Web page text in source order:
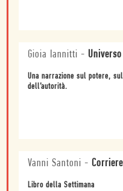
Gioia Iannitti -
Una narrazione sul potere,
dell’autorità.
Vanni Santoni -
Libro della Settimana